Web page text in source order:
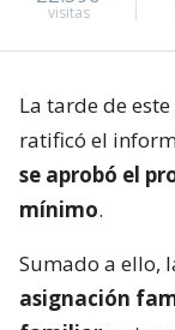
visitas
La tarde de
ratificó el
se aprobó el
mínimo.
Sumado a ello,
asignación